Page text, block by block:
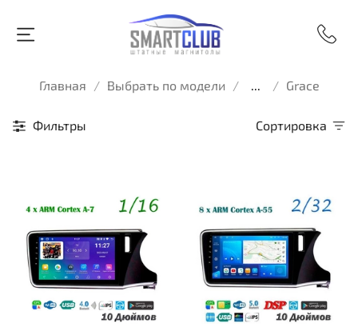
Главная Выбрать по модели ... Grace
Фильтры Сортировка